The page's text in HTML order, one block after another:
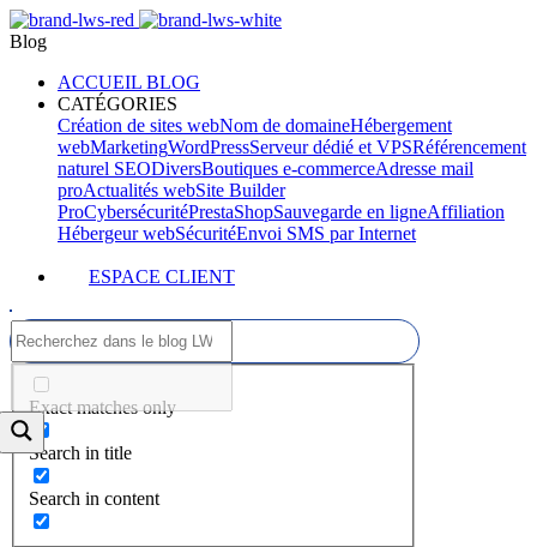
Blog
ACCUEIL BLOG
CATÉGORIES
Création de sites webNom de domaineHébergement
webMarketingWordPressServeur dédié et VPSRéférencement
naturel SEODiversBoutiques e-commerceAdresse mail
proActualités webSite Builder
ProCybersécuritéPrestaShopSauvegarde en ligneAffiliation
Hébergeur webSécuritéEnvoi SMS par Internet
ESPACE CLIENT
Exact matches only
Search in title
Search in content